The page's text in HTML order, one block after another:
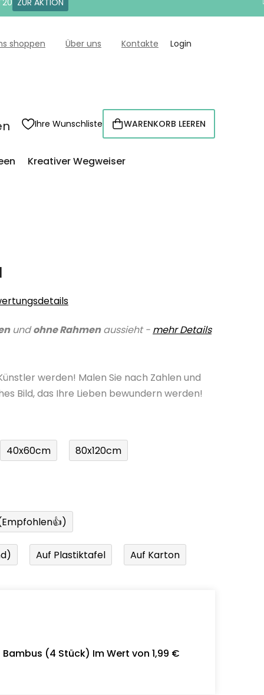
ZUR AKTION
shoppen Über uns Kontakte Login
Ihre Wunschliste WARENKORB
WARENKORB LEEREN
Kreativer Wegweiser
undohne Rahmenaussieht - mehr Details
werden! Malen Sie nach Zahlen und
Bild, das Ihre Lieben bewundern werden!
40x60cm 80x120cm
Auf Plastiktafel Auf Karton
(4 Stück) Im Wert von 1,99 €